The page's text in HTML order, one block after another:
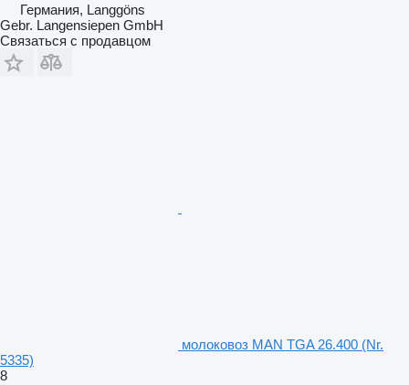
Германия, Langgöns
Gebr. Langensiepen GmbH
Связаться с продавцом
молоковоз MAN TGA 26.400 (Nr.
5335)
8